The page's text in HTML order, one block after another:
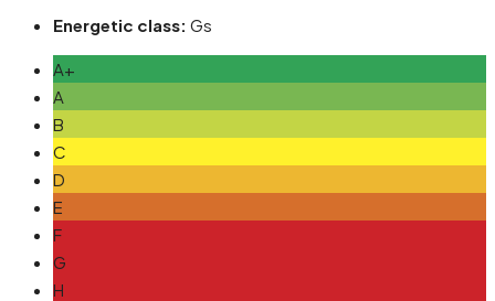
Energetic class: Gs
A+
A
B
C
D
E
F
G
H